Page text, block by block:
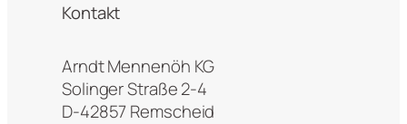
Kontakt
Arndt Mennenöh KG
Solinger Straße 2-4
D-42857 Remscheid